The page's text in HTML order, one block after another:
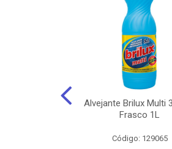
Alvejante Brilux Multi
Frasco 1L
Código: 129065